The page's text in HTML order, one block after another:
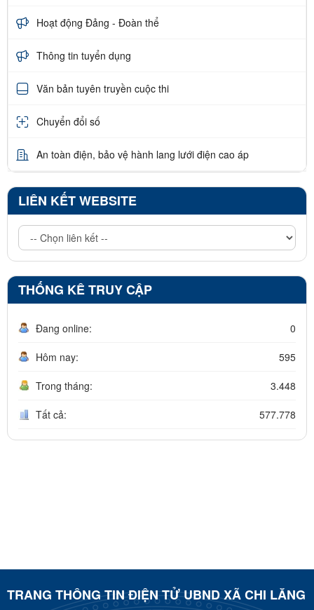
Hoạt động Đảng - Đoàn thể
Thông tin tuyển dụng
Văn bản tuyên truyền cuộc thi
Chuyển đổi số
An toàn điện, bảo vệ hành lang lưới điện cao áp
LIÊN KẾT WEBSITE
THỐNG KÊ TRUY CẬP
Đang online: 0
Hôm nay: 595
Trong tháng: 3.448
Tất cả: 577.778
TRANG THÔNG TIN ĐIỆN TỬ UBND XÃ CHI LĂNG